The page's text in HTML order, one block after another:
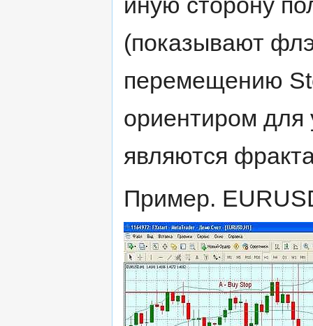
(показывают
перемещению
ориентиром
являются
Пример.